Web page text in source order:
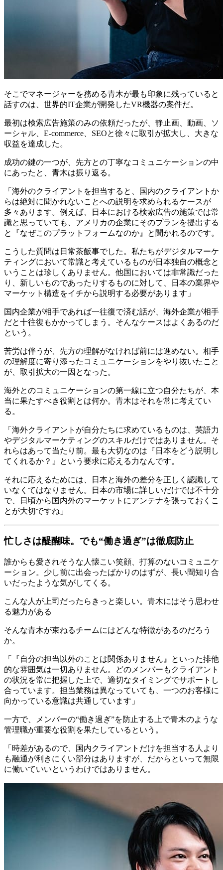
そこでマネージャーを務める青木が最も印象に残っていると
話すのは、世界的IT企業が開発したVR機器の案件だ。
最初は検索広告施策のみの依頼だったが、静止画、動画、ソ
ーシャル、E-commerce、SEOと徐々に取引が拡大し、大きな
収益を達成した。
成功の鍵の一つが、先方との丁寧なコミュニケーションの中
にあったと、青木は振り返る。
「海外のクライアントを担当すると、国内のクライアントか
らは絶対に聞かれないことへの説明を求められるケースが
多々あります。例えば、日本における検索広告の施策では常
識と思っていても、アメリカの企業にそのプランを提出する
と『なぜこのプラットフォームなのか』と聞かれるのです。
こうした質問は日常茶飯事でした。私たちがデジタルマーケ
ティングにおいて常識と考えているものが日本独自の概念と
いうことは珍しくありません。他国においては非常識だった
り、新しいものであったりするものに対して、日本の業界や
マーケット構造をイチから説明する必要があります」
国内企業が相手であれば一往復で済む話が、海外企業が相手
だと十往復もかかってしまう。そんなケースはよくあるのだ
という。
苦労は伴うが、先方の理解がなければ前には進めない。相手
の理解度に寄り添ったコミュニケーションをやり抜いたこと
が、取引拡大の一因となった。
海外とのコミュニケーションの第一線に立つ自分たちが、本
当に果たすべき役割とは何か。青木はそれを常に考えてい
る。
「海外クライアントが自分たちに求めているものは、英語力
やデジタルマーケティングのスキルだけではありません。そ
れらはあって当たり前。最も大切なのは『日本をどう説明し
てくれるか？』という要求に応える力なんです。
それに応えるためには、日本と海外の差分を正しく認識して
いなくてはなりません。日本の市場に詳しいだけでは不十分
で、日頃から国内外のマーケットにアンテナを張っておくこ
とが大切ですね」
忙しさは醍醐味。でも“働き過ぎ”は徹底防止
誰からも愛されそうな人懐こい笑顔、打算のないコミュニケ
ーション。少し前に出会ったばかりのはずが、長い間知り合
いだったような気がしてくる。
こんな人が上司だったらきっと楽しい。青木にはそう思わせ
る魅力がある
そんな青木が束ねるチームにはどんな特徴があるのだろう
か。
「『自分の担当以外のことは関係ありません』といった排他
的な雰囲気は一切ありません。どのメンバーもクライアント
の状況を常に把握した上で、適切なタイミングでサポートし
合っています。担当業務は異なっていても、一つのお客様に
向かっている意識は共通しています」
一方で、メンバーの“働き過ぎ”を防止する上で青木のような
管理職が重要な役割を果たしているという。
「時差があるので、国内クライアントだけを担当する人より
も融通が利きにくい部分はありますが、だからといって無限
に働いていいというわけではありません。